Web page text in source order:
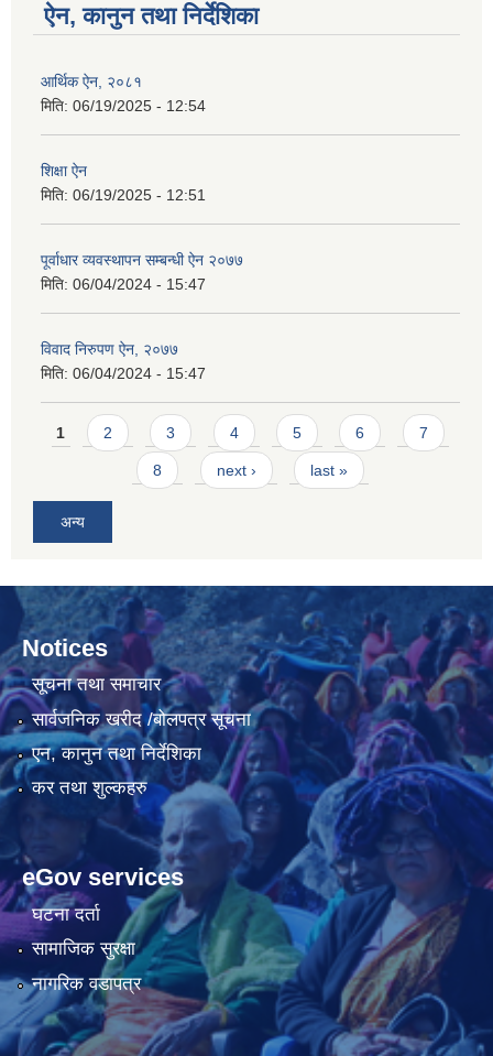
ऐन, कानुन तथा निर्देशिका
आर्थिक ऐन, २०८१
मिति: 06/19/2025 - 12:54
शिक्षा ऐन
मिति: 06/19/2025 - 12:51
पूर्वाधार व्यवस्थापन सम्बन्धी ऐन २०७७
मिति: 06/04/2024 - 15:47
विवाद निरुपण ऐन, २०७७
मिति: 06/04/2024 - 15:47
Pages
1 2 3 4 5 6 7
8 next › last »
अन्य
Notices
सूचना तथा समाचार
सार्वजनिक खरीद /बोलपत्र सूचना
एन, कानुन तथा निर्देशिका
कर तथा शुल्कहरु
eGov services
घटना दर्ता
सामाजिक सुरक्षा
नागरिक वडापत्र